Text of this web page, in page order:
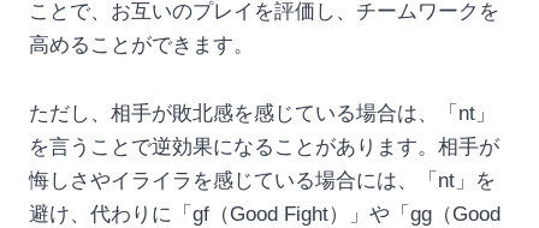
ことで、お互いのプレイを評価し、チームワークを
高めることができます。
ただし、相手が敗北感を感じている場合は、「nt」
を言うことで逆効果になることがあります。相手が
悔しさやイライラを感じている場合には、「nt」を
避け、代わりに「gf（Good Fight）」や「gg（Good